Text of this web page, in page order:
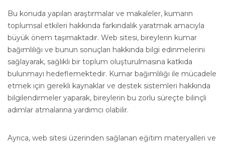
Bu konuda yapılan araştırmalar ve makaleler, kumarın
toplumsal etkileri hakkında farkındalık yaratmak amacıyla
büyük önem taşımaktadır. Web sitesi, bireylerin kumar
bağımlılığı ve bunun sonuçları hakkında bilgi edinmelerini
sağlayarak, sağlıklı bir toplum oluşturulmasına katkıda
bulunmayı hedeflemektedir. Kumar bağımlılığı ile mücadele
etmek için gerekli kaynaklar ve destek sistemleri hakkında
bilgilendirmeler yaparak, bireylerin bu zorlu süreçte bilinçli
adımlar atmalarına yardımcı olabilir.
Ayrıca, web sitesi üzerinden sağlanan eğitim materyalleri ve